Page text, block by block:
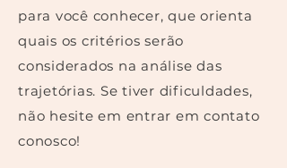
para você conhecer, que orienta
quais os critérios serão
considerados na análise das
trajetórias. Se tiver dificuldades,
não hesite em entrar em contato
conosco!